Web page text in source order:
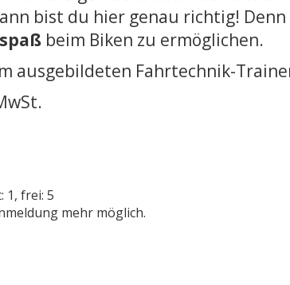
bist du hier genau richtig!
beim Biken zu ermöglichen.
ausgebildeten Fahrtechnik-
1, frei: 5
mehr möglich.